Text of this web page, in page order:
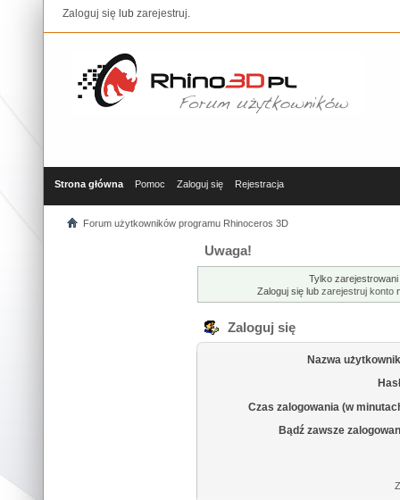
Zaloguj się lub zarejestruj.
Strona główna Pomoc Zaloguj się Rejestracja
Forum użytkowników programu Rhinoceros 3D
Uwaga!
Tylko
Zaloguj się lub zarejestruj konto
Zaloguj się
Nazwa
Czas zalogowania (w
Bądź zawsze